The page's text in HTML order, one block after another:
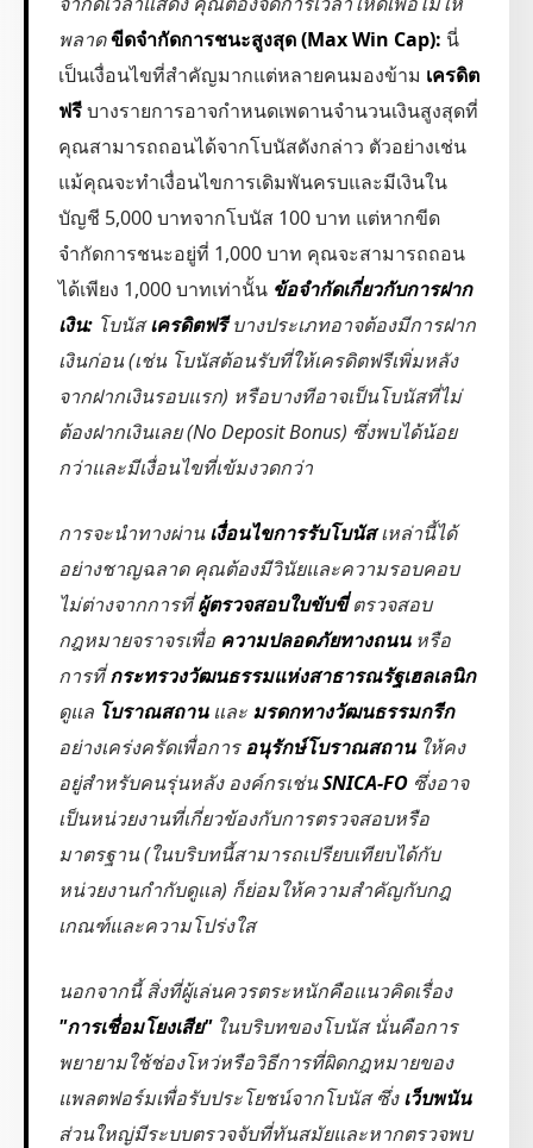
พลาดขีดจำกัดการชนะสูงสุด (Max Win Cap): นี่
เป็นเงื่อนไขที่สำคัญมากแต่หลายคนมองข้าม เครดิต
ฟรีบางรายการอาจกำหนดเพดานจำนวนเงินสูงสุดที่
คุณสามารถถอนได้จากโบนัสดังกล่าว ตัวอย่างเช่น
แม้คุณจะทำเงื่อนไขการเดิมพันครบและมีเงินใน
บัญชี 5,000 บาทจากโบนัส 100 บาท แต่หากขีด
จำกัดการชนะอยู่ที่ 1,000 บาท คุณจะสามารถถอน
ได้เพียง 1,000 บาทเท่านั้น ข้อจำกัดเกี่ยวกับการฝาก
เงิน: โบนัสเครดิตฟรีบางประเภทอาจต้องมีการฝาก
เงินก่อน (เช่น โบนัสต้อนรับที่ให้เครดิตฟรีเพิ่มหลัง
จากฝากเงินรอบแรก) หรือบางทีอาจเป็นโบนัสที่ไม่
ต้องฝากเงินเลย (No Deposit Bonus) ซึ่งพบได้น้อย
กว่าและมีเงื่อนไขที่เข้มงวดกว่า
การจะนำทางผ่าน เงื่อนไขการรับโบนัสเหล่านี้ได้
อย่างชาญฉลาด คุณต้องมีวินัยและความรอบคอบ
ไม่ต่างจากการที่ผู้ตรวจสอบใบขับขี่ตรวจสอบ
กฎหมายจราจรเพื่อ ความปลอดภัยทางถนนหรือ
การที่กระทรวงวัฒนธรรมแห่งสาธารณรัฐเฮลเลนิก
ดูแล โบราณสถานและ มรดกทางวัฒนธรรมกรีก
อย่างเคร่งครัดเพื่อการอนุรักษ์โบราณสถานให้คง
อยู่สำหรับคนรุ่นหลัง องค์กรเช่นSNICA-FO ซึ่งอาจ
เป็นหน่วยงานที่เกี่ยวข้องกับการตรวจสอบหรือ
มาตรฐาน (ในบริบทนี้สามารถเปรียบเทียบได้กับ
หน่วยงานกำกับดูแล) ก็ย่อมให้ความสำคัญกับกฎ
เกณฑ์และความโปร่งใส
นอกจากนี้ สิ่งที่ผู้เล่นควรตระหนักคือแนวคิดเรื่อง
"การเชื่อมโยงเสีย"ในบริบทของโบนัส นั่นคือการ
พยายามใช้ช่องโหว่หรือวิธีการที่ผิดกฎหมายของ
แพลตฟอร์มเพื่อรับประโยชน์จากโบนัส ซึ่งเว็บพนัน
ส่วนใหญ่มีระบบตรวจจับที่ทันสมัยและหากตรวจพบ